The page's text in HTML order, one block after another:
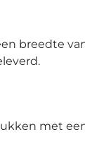
breedte
met